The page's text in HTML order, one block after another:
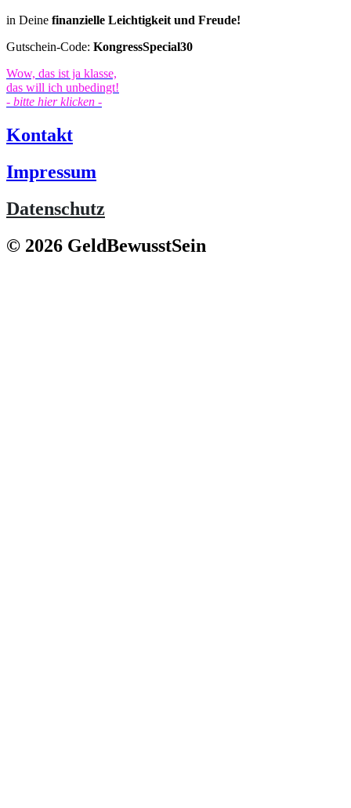
in Deine finanzielle Leichtigkeit und Freude!
Gutschein-Code: KongressSpecial30
Wow, das ist ja klasse,
das will ich unbedingt!
- bitte hier klicken -
Kontakt
Impressum
Datenschutz
© 2026 GeldBewusstSein